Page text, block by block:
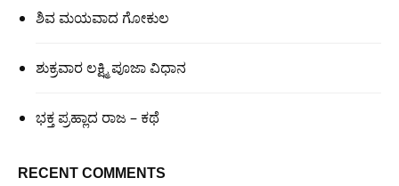
ಶಿವ ಮಯವಾದ ಗೋಕುಲ
ಶುಕ್ರವಾರ ಲಕ್ಷ್ಮಿ ಪೂಜಾ ವಿಧಾನ
ಭಕ್ತ ಪ್ರಹ್ಲಾದ ರಾಜ – ಕಥೆ
RECENT COMMENTS